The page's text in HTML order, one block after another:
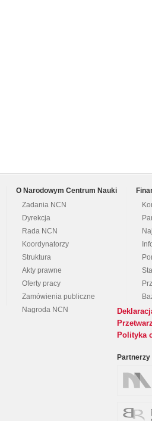
O Narodowym Centrum Nauki
Zadania NCN
Dyrekcja
Rada NCN
Koordynatorzy
Struktura
Akty prawne
Oferty pracy
Zamówienia publiczne
Nagroda NCN
Polityka
Partnerzy